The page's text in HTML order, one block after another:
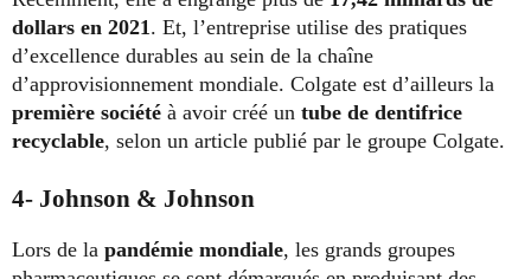
dollars en 2021. Et, l’entreprise utilise des pratiques
d’excellence durables au sein de la chaîne
d’approvisionnement mondiale. Colgate est d’ailleurs la
première société à avoir créé un tube de dentifrice
recyclable, selon un article publié par le groupe Colgate.
4- Johnson & Johnson
Lors de la pandémie mondiale, les grands groupes